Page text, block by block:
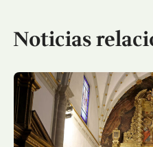
Noticias